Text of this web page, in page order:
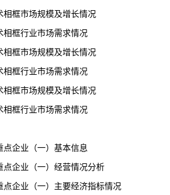
框市场规模及增长情况
框行业市场需求情况
框市场规模及增长情况
框行业市场需求情况
框市场规模及增长情况
框行业市场需求情况
企业（一）基本信息
企业（一）经营情况分析
企业（一）主要经济指标情况